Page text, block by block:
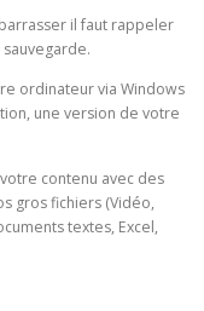
il faut rappeler
ordinateur via Windows
une version de votre
contenu avec des
gros fichiers (Vidéo,
textes, Excel,